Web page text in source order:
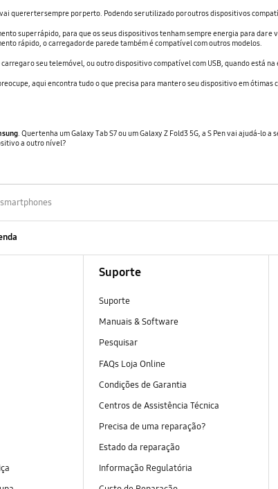
querer ter sempre por perto. Podendo ser utilizado por outros dispositivos
super rápido, para que os seus dispositivos tenham sempre energia para dar e
rápido, o carregador de parede também é compatível com outros modelos.
o seu telemóvel, ou outro dispositivo compatível com USB, quando está
aqui encontra tudo o que precisa para manter o seu dispositivo em ótimas
. Quer tenha um Galaxy Tab S7 ou um Galaxy Z Fold3 5G, a S Pen vai ajudá-
a outro nível?
Suporte
Suporte
Manuais & Software
Pesquisar
FAQs Loja Online
Condições de Garantia
Centros de Assistência Técnica
Precisa de uma reparação?
Estado da reparação
Informação Regulatória